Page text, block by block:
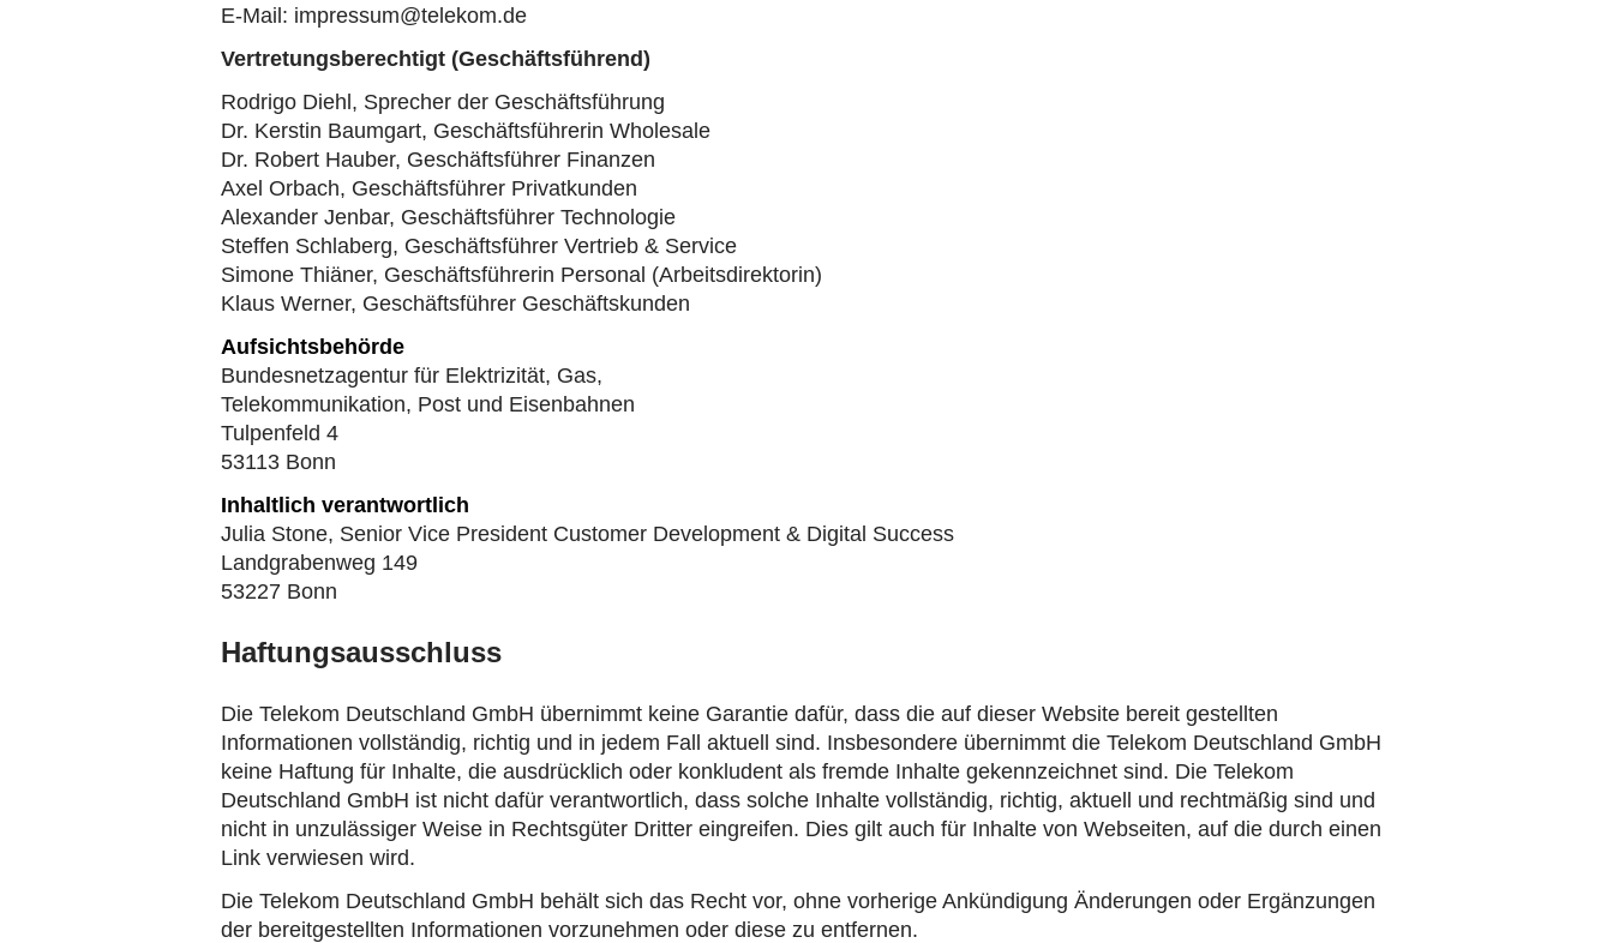
E-Mail: impressum@telekom.de
Vertretungsberechtigt (Geschäftsführend)
Rodrigo Diehl, Sprecher der Geschäftsführung
Dr. Kerstin Baumgart, Geschäftsführerin Wholesale
Dr. Robert Hauber, Geschäftsführer Finanzen
Axel Orbach, Geschäftsführer Privatkunden
Alexander Jenbar, Geschäftsführer Technologie
Steffen Schlaberg, Geschäftsführer Vertrieb & Service
Simone Thiäner, Geschäftsführerin Personal (Arbeitsdirektorin)
Klaus Werner, Geschäftsführer Geschäftskunden
Aufsichtsbehörde
Bundesnetzagentur für Elektrizität, Gas,
Telekommunikation, Post und Eisenbahnen
Tulpenfeld 4
53113 Bonn
Inhaltlich verantwortlich
Julia Stone, Senior Vice President Customer Development & Digital Success
Landgrabenweg 149
53227 Bonn
Haftungsausschluss
Die Telekom Deutschland GmbH übernimmt keine Garantie dafür, dass die auf dieser Website bereit gestellten
Informationen vollständig, richtig und in jedem Fall aktuell sind. Insbesondere übernimmt die Telekom Deutschland GmbH
keine Haftung für Inhalte, die ausdrücklich oder konkludent als fremde Inhalte gekennzeichnet sind. Die Telekom
Deutschland GmbH ist nicht dafür verantwortlich, dass solche Inhalte vollständig, richtig, aktuell und rechtmäßig sind und
nicht in unzulässiger Weise in Rechtsgüter Dritter eingreifen. Dies gilt auch für Inhalte von Webseiten, auf die durch einen
Link verwiesen wird.
Die Telekom Deutschland GmbH behält sich das Recht vor, ohne vorherige Ankündigung Änderungen oder Ergänzungen
der bereitgestellten Informationen vorzunehmen oder diese zu entfernen.